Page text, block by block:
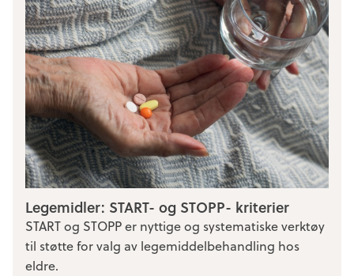
Legemidler: START- og STOPP- kriterier
START og STOPP er nyttige og systematiske verktøy
til støtte for valg av legemiddelbehandling hos
eldre.